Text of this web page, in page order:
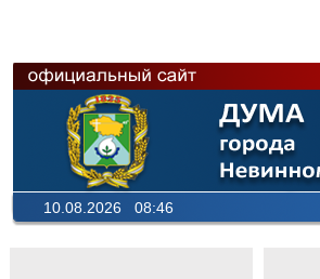
10.08.2026 08:46